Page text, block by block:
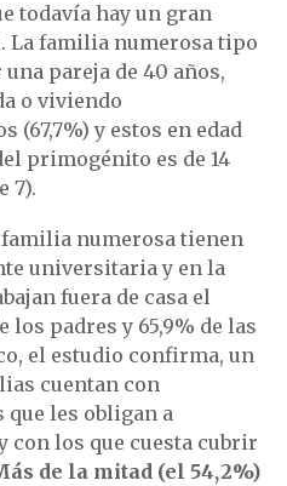
todavía hay un gran
La familia numerosa tipo
pareja de 40 años,
o viviendo
(67,7%) y estos en edad
primogénito es de 14
7).
numerosa tienen
universitaria y en la
fuera de casa el
los padres y 65,9% de las
el estudio confirma, un
cuentan con
que les obligan a
con los que cuesta cubrir
de la mitad (el 54,2%)